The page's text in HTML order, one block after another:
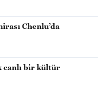
Chenlu’da
canlı bir kültür